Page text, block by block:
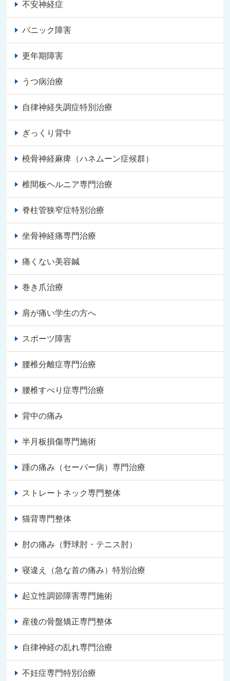
不安神経症
パニック障害
更年期障害
うつ病治療
自律神経失調症特別治療
ぎっくり背中
橈骨神経麻痺（ハネムーン症候群）
椎間板ヘルニア専門治療
脊柱管狭窄症特別治療
坐骨神経痛専門治療
痛くない美容鍼
巻き爪治療
肩が痛い学生の方へ
スポーツ障害
腰椎分離症専門治療
腰椎すべり症専門治療
背中の痛み
半月板損傷専門施術
踵の痛み（セーバー病）専門治療
ストレートネック専門整体
猫背専門整体
肘の痛み（野球肘・テニス肘）
寝違え（急な首の痛み）特別治療
起立性調節障害専門施術
産後の骨盤矯正専門整体
自律神経の乱れ専門治療
不妊症専門特別治療